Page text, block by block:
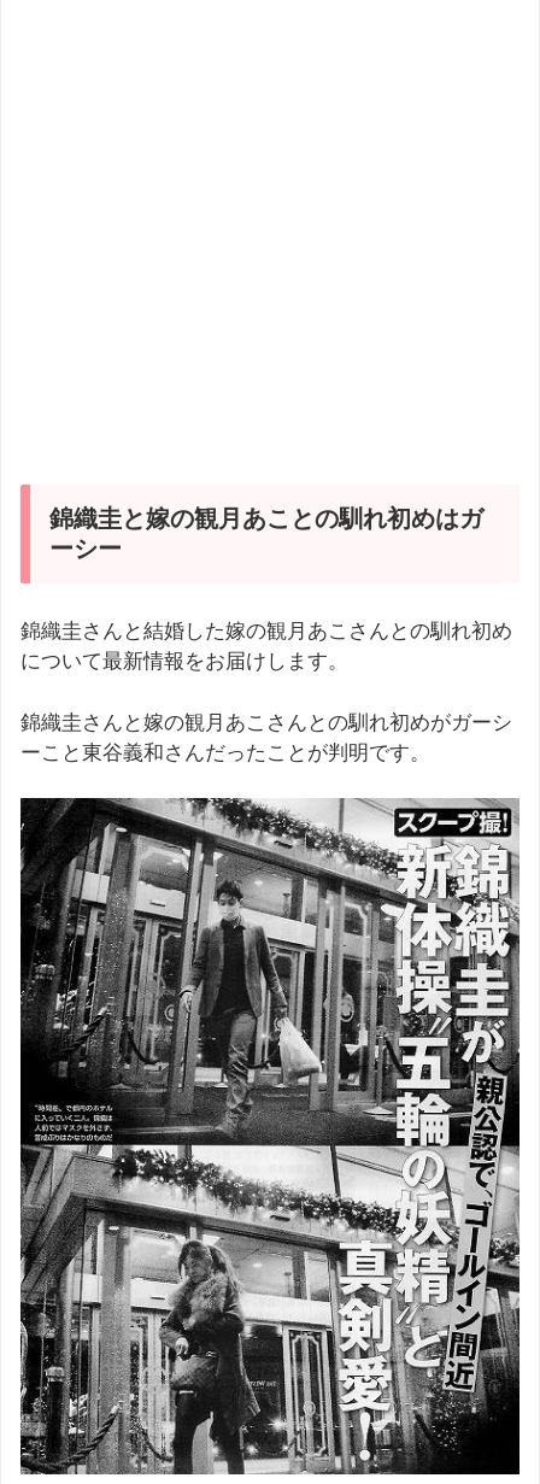
錦織圭と嫁の観月あことの馴れ初めはガ
ーシー
錦織圭さんと結婚した嫁の観月あこさんとの馴れ初め
について最新情報をお届けします。
錦織圭さんと嫁の観月あこさんとの馴れ初めがガーシ
ーこと東谷義和さんだったことが判明です。